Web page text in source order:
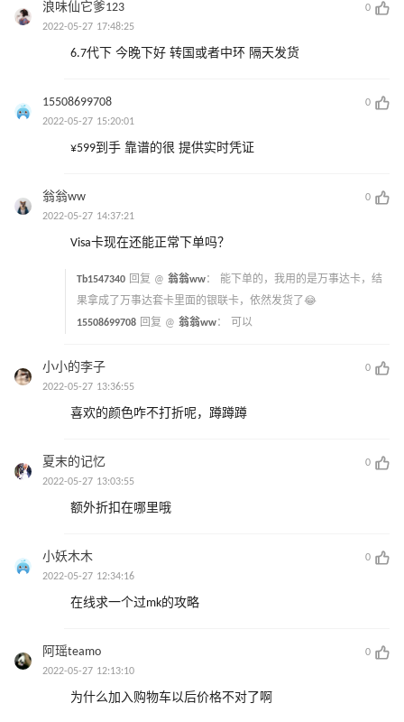
浪味仙它爹123
0
2022-05-27 17:48:25
6.7代下 今晚下好 转国或者中环 隔天发货
15508699708
0
2022-05-27 15:20:01
¥599到手 靠谱的很 提供实时凭证
翁翁ww
0
2022-05-27 14:37:21
Visa卡现在还能正常下单吗？
Tb1547340 回复 @ 翁翁ww： 能下单的，我用的是万事达卡，结
果拿成了万事达套卡里面的银联卡，依然发货了😂
15508699708 回复 @ 翁翁ww： 可以
小小的李子
0
2022-05-27 13:36:55
喜欢的颜色咋不打折呢，蹲蹲蹲
夏末的记忆
0
2022-05-27 13:03:55
额外折扣在哪里哦
小妖木木
0
2022-05-27 12:34:16
在线求一个过mk的攻略
阿瑶teamo
0
2022-05-27 12:13:10
为什么加入购物车以后价格不对了啊